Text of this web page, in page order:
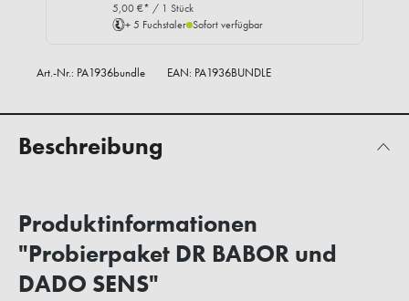
5,00 €* / 1 Stück
+ 5 Fuchstaler Sofort verfügbar
Art.-Nr.: PA1936bundle EAN: PA1936BUNDLE
Beschreibung
Produktinformationen
"Probierpaket DR BABOR und
DADO SENS"